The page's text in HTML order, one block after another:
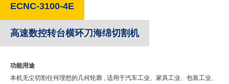
ECNC-3100-4E
高速数控转台横环刀海绵切割机
功能用途
本机无尘切割任何理想的几何轮廓 , 适用于汽车工业、家具工业、包装工业、